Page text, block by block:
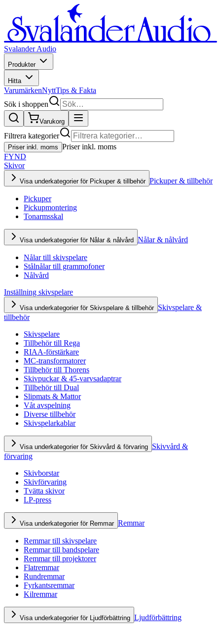
Svalander Audio
Produkter
Hitta
VarumärkenNyttTips & Fakta
Sök i shoppen
Varukorg
Filtrera kategorier
Priser inkl. moms Priser inkl. moms
FYND
Skivor
Visa underkategorier för Pickuper & tillbehör Pickuper & tillbehör
Pickuper
Pickupmontering
Tonarmsskal
Visa underkategorier för Nålar & nålvård Nålar & nålvård
Nålar till skivspelare
Stålnålar till grammofoner
Nålvård
Inställning skivspelare
Visa underkategorier för Skivspelare & tillbehör Skivspelare &
tillbehör
Skivspelare
Tillbehör till Rega
RIAA-förstärkare
MC-transformatorer
Tillbehör till Thorens
Skivpuckar & 45-varvsadaptrar
Tillbehör till Dual
Slipmats & Mattor
Våt avspelning
Diverse tillbehör
Skivspelarkablar
Visa underkategorier för Skivvård & förvaring Skivvård &
förvaring
Skivborstar
Skivförvaring
Tvätta skivor
LP-press
Visa underkategorier för Remmar Remmar
Remmar till skivspelare
Remmar till bandspelare
Remmar till projektorer
Flatremmar
Rundremmar
Fyrkantsremmar
Kilremmar
Visa underkategorier för Ljudförbättring Ljudförbättring